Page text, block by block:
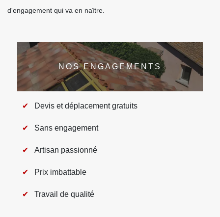
d'engagement qui va en naître.
NOS ENGAGEMENTS
Devis et déplacement gratuits
Sans engagement
Artisan passionné
Prix imbattable
Travail de qualité